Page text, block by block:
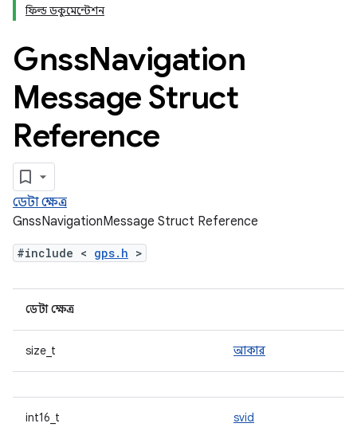
ফিল্ড ডকুমেন্টেশন
GnssNavigation
Message Struct
Reference
ডেটা ক্ষেত্র
GnssNavigationMessage Struct Reference
#include < gps.h >
ডেটা ক্ষেত্র
size_t আকার
int16_t svid